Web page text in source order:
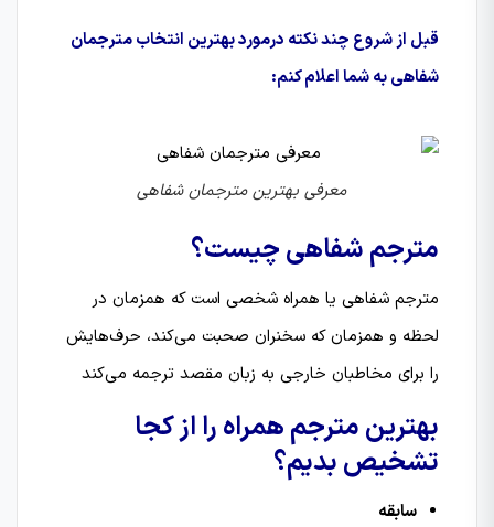
قبل از شروع چند نکته درمورد بهترین انتخاب مترجمان
شفاهی به شما اعلام کنم:
معرفی بهترین مترجمان شفاهی
مترجم شفاهی چیست؟
مترجم شفاهی یا همراه شخصی است که همزمان در
لحظه و همزمان که سخنران صحبت می‌کند، حرف‌هایش
را برای مخاطبان خارجی به زبان مقصد ترجمه می‌کند
بهترین مترجم همراه را از کجا
تشخیص بدیم؟
سابقه